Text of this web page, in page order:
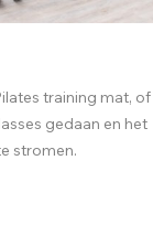
training mat, of
gedaan en het
stromen.